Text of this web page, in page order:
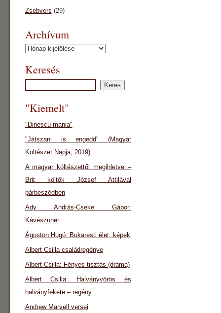
Zsebvers (29)
Archívum
Archívum
Keresés
"Kiemelt"
"Dinescu-mania"
"Játszani is engedd" (Magyar
Költészet Napja, 2019)
A magyar költészettől megihletve –
Brit költők József Attilával
párbeszédben
Ady András-Cseke Gábor:
Kávészünet
Ágoston Hugó: Bukaresti élet, képek
Albert Csilla családregénye
Albert Csilla: Fényes tisztás (dráma)
Albert Csilla: Halványvörös és
halványfekete – regény
Andrew Marvell versei